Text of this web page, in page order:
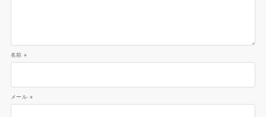
名前※
メール ※